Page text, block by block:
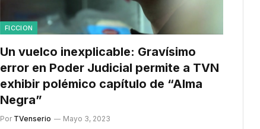
FICCION
Un vuelco inexplicable: Gravísimo
error en Poder Judicial permite a TVN
exhibir polémico capítulo de “Alma
Negra”
Por TVenserio Mayo 3, 2023